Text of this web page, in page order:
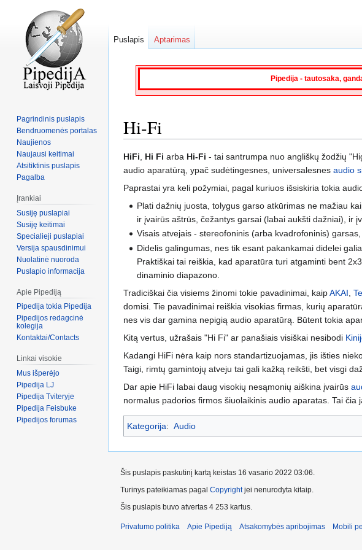
Pipedija - tautosaka,
Hi-Fi
Jump
to
navigation
Jump
to
search
HiFi Hi Fi arba Hi-Fi - tai santrumpa nuo angliškų žodžių
audio aparatūrą, ypač sudėtingesnes, universalesnes audio
Paprastai yra keli požymiai, pagal kuriuos išsiskiria tokia
Plati dažnių juosta, tolygus garso atkūrimas ne mažiau
ir įvairūs aštrūs, čežantys garsai (labai aukšti dažniai), ir
Visais atvejais - stereofoninis (arba kvadrofoninis)
Didelis galingumas, nes tik esant pakankamai didelei
Praktiškai tai reiškia, kad aparatūra turi atgaminti bent
dinaminio diapazono.
Tradiciškai čia visiems žinomi tokie pavadinimai, kaipAKAI
domisi. Tie pavadinimai reiškia visokias firmas, kurių
nes vis dar gamina nepigią audio aparatūrą. Būtent tokia
Kitą vertus, užrašais "Hi Fi" ar panašiais visiškai nesibodi
Kadangi HiFi nėra kaip nors standartizuojamas, jis išties
Taigi, rimtų gamintojų atveju tai gali kažką reikšti, bet visgi
Dar apie HiFi labai daug visokių nesąmonių aiškina įvairūs
normalus padorios firmos šiuolaikinis audio aparatas. Tai
Kategorija: Audio
Puslapis Aptarimas
Pagrindinis puslapis
Bendruomenės portalas
Naujienos
Naujausi keitimai
Atsitiktinis puslapis
Pagalba
Įrankiai
Susiję puslapiai
Susiję keitimai
Specialieji puslapiai
Versija spausdinimui
Nuolatinė nuoroda
Puslapio informacija
Apie Pipediją
Pipedija tokia Pipedija
Pipedijos redagcinė
kolegija
Kontaktai/Contacts
Linkai visokie
Mus išperėjo
Pipedija LJ
Pipedija Tviteryje
Pipedija Feisbuke
Pipedijos forumas
Šis puslapis paskutinį kartą keistas 16 vasario 2022 03:06.
Turinys pateikiamas pagal Copyrightjei nenurodyta kitaip.
Šis puslapis buvo atvertas 4 253 kartus.
Privatumo politika Apie Pipediją Atsakomybės apribojimas Mobili